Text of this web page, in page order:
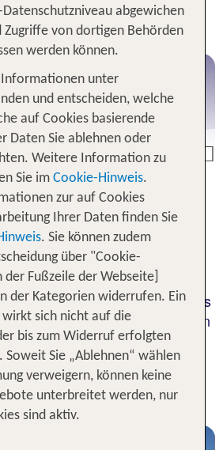
State
Jetzt Florida buchen
auf Erden gibt, dann liegt es
Insel in der Karibik. Von Palmen
strahlender
ganzjährig milden Klima,
und karibische Lebensfreude
Karibik Urlaub begeistern.
abgewichen
Zugriffe von dortigen Behörden
werden können.
Informationen unter
und entscheiden, welche
auf Cookies basierende
Daten Sie ablehnen oder
Weitere Information zu
Sie im Cookie-Hinweis.
zur auf Cookies
Ihrer Daten finden Sie
. Sie können zudem
über "Cookie-
der Fußzeile der Webseite]
der Kategorien widerrufen. Ein
sich nicht auf die
bis zum Widerruf erfolgten
Soweit Sie „Ablehnen“ wählen
verweigern, können keine
unterbreitet werden, nur
sind aktiv.